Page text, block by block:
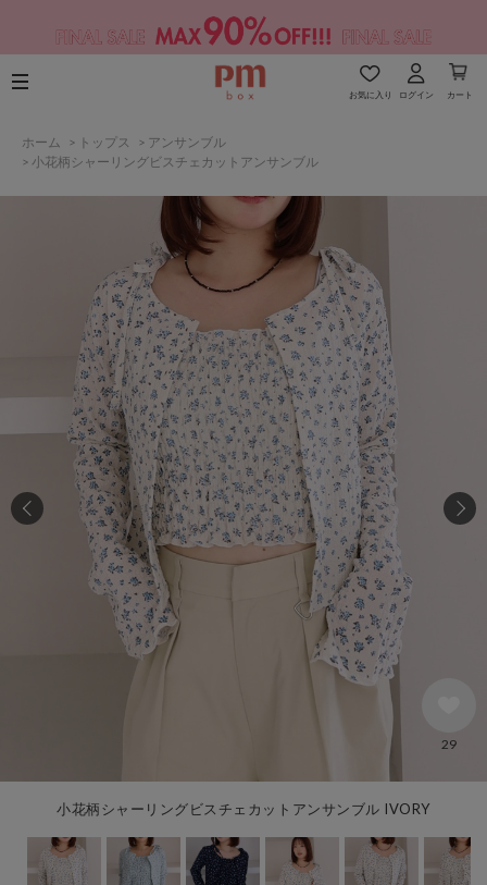
お気に入り ログイン カート
ホーム > トップス > アンサンブル
> 小花柄シャーリングビスチェカットアンサンブル
小花柄シャーリングビスチェカットアンサンブル IVORY
29